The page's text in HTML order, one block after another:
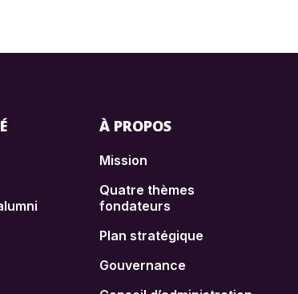
À PROPOS
Mission
Quatre thèmes
fondateurs
Plan stratégique
Gouvernance